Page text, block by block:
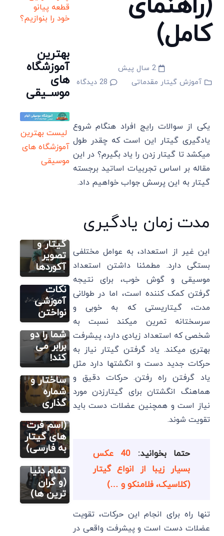
کامل)
2 سال پیش
آموزش گیتار مقدماتی
28 دیدگاه
یکی از سوالات رایج افراد هنگام شروع
یادگیری گیتار این است که چقدر طول
میکشد تا گیتار زدن را یاد بگیرم؟ در این
مقاله بر اساس تجربیات اساتید برجسته
گیتار به این پرسش جواب خواهیم داد.
مدت زمان یادگیری
این غیر از استعداد، به عوامل مختلفی
بستگی دارد. مطمئنا داشتن استعداد
موسیقی و گوش خوب، برای نتیجه
گرفتن کمک کننده است، اما در طولانی
مدت، گیتاریستی که به خوبی و
سرسختانه تمرین میکند نسبت به
شخصی که استعداد زیادی دارد، پیشرفت
بهتری میکند. یاد گرفتن گیتار نیاز به
حرکات جدید دست و انگشتها دارد مثل
یاد گرفتن راه رفتن. حرکات دقیق و
هماهنگ انگشتان برای گیتارزدن مورد
نیاز است و همچنین عضلات دست باید
تقویت شوند.
حتما بخوانید:
40 عکس
بسیار زیبا از انواع گیتار
(کلاسیک، فلامنکو و …)
تنها راه برای انجام این حرکات، تقویت
عضلات دست است و پیشرفت واقعی در
قطعه پیانو
خود را بنوازیم؟
بهترین
آموزشگاه
های
موســیقی
لیست بهترین
آموزشگاه های
موسیقی
آموزش
گیتار و
تصویر
آکوردها
آکورد
گیتار منو
گنجشکای
خونه+
نکات
آموزشی
نواختن
کلاس
آنلاین
گیتار یا
حضوری؟
این
انتخاب
سرعت
پیشرفت
شما را دو
برابر می
کند!
آموزش گیتار
مقدماتی
عدد/شماره
سیم‌های
گیتار:
راهنمای
جامع
ساختار و
شماره
گذاری
آموزش
تصویری گیتار
پرده و نیم
پرده در
گیتار
(اسم فرت
های گیتار
به فارسی)
آموزش
تصویری گیتار
6 بهترین
مارک انواع
گیتار در
تمام دنیا
(و گران
ترین ها)